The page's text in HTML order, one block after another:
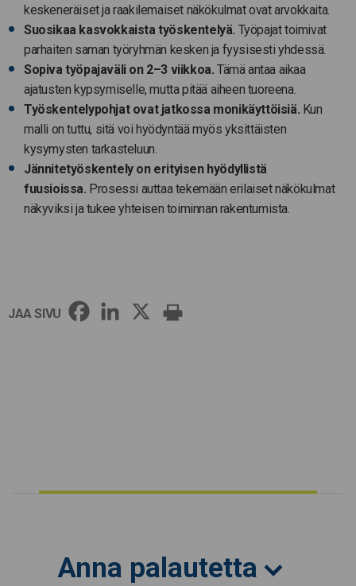
keskeneräiset ja raakilemaiset näkökulmat ovat arvokkaita.
Suosikaa kasvokkaista työskentelyä. Työpajat toimivat
parhaiten saman työryhmän kesken ja fyysisesti yhdessä.
Sopiva työpajaväli on 2–3 viikkoa. Tämä antaa aikaa
ajatusten kypsymiselle, mutta pitää aiheen tuoreena.
Työskentelypohjat ovat jatkossa monikäyttöisiä. Kun
malli on tuttu, sitä voi hyödyntää myös yksittäisten
kysymysten tarkasteluun.
Jännitetyöskentely on erityisen hyödyllistä
fuusioissa. Prosessi auttaa tekemään erilaiset näkökulmat
näkyviksi ja tukee yhteisen toiminnan rakentumista.
JAA SIVU
Anna palautetta